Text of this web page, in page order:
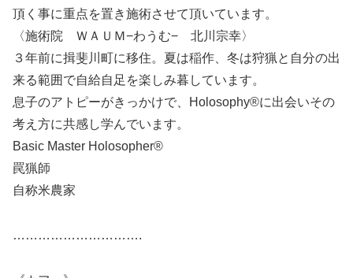
頂く事に重点を置き施術させて頂いています。
〈施術院 ＷＡＵＭ−わうむ− 北川宗幸〉
３年前に揖斐川町に移住。夏は稲作、冬は狩猟と自分の出
来る範囲で自給自足を楽しみ暮しています。
息子のアトピーがきっかけで、Holosophy®に出会いその
考え方に共感し学んでいます。
Basic Master Holosopher®
罠猟師
自称米農家
………………………….